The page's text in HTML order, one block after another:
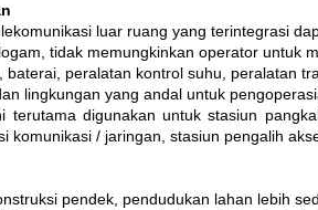
luar ruang yang terintegrasi
tidak memungkinkan operator untuk
baterai, peralatan kontrol suhu, peralatan
lingkungan yang andal untuk
terutama digunakan untuk stasiun
komunikasi / jaringan, stasiun pengalih
pendek, pendudukan lahan lebih